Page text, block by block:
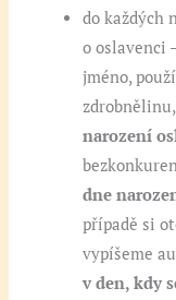
do každých
o oslavenci
jméno,
narození
dne
případě si
vypíšeme
v den, kdy